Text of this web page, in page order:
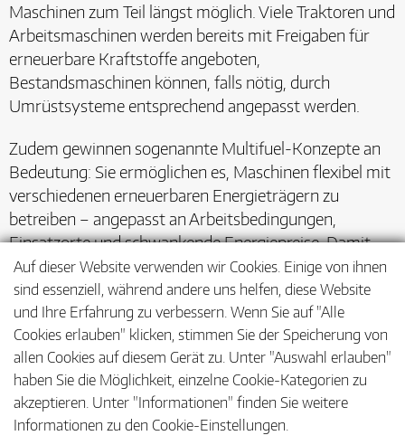
Maschinen zum Teil längst möglich. Viele Traktoren und
Arbeitsmaschinen werden bereits mit Freigaben für
erneuerbare Kraftstoffe angeboten,
Bestandsmaschinen können, falls nötig, durch
Umrüstsysteme entsprechend angepasst werden.
Zudem gewinnen sogenannte Multifuel-Konzepte an
Bedeutung: Sie ermöglichen es, Maschinen flexibel mit
verschiedenen erneuerbaren Energieträgern zu
betreiben – angepasst an Arbeitsbedingungen,
Einsatzorte und schwankende Energiepreise. Damit
werden Land- und Forstwirte zu aktiven Gestaltern der
Energiewende – mit Technik, die heute schon Zukunft
kann.
Auf dieser Website verwenden wir Cookies. Einige von ihnen
sind essenziell, während andere uns helfen, diese Website
und Ihre Erfahrung zu verbessern. Wenn Sie auf "Alle
Cookies erlauben" klicken, stimmen Sie der Speicherung von
allen Cookies auf diesem Gerät zu. Unter "Auswahl erlauben"
haben Sie die Möglichkeit, einzelne Cookie-Kategorien zu
akzeptieren. Unter "Informationen" finden Sie weitere
Informationen zu den Cookie-Einstellungen.